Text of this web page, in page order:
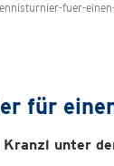
fuer-
für
unter